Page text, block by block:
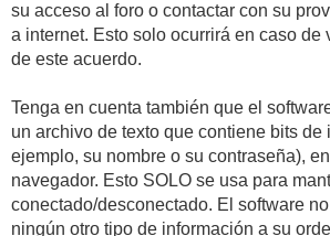
su acceso al foro o contactar con su
a internet. Esto solo ocurrirá en caso de
de este acuerdo.
Tenga en cuenta también que el
un archivo de texto que contiene bits de
ejemplo, su nombre o su contraseña),
navegador. Esto SOLO se usa para
conectado/desconectado. El software
ningún otro tipo de información a su